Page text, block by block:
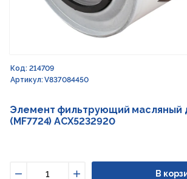
Код: 214709
Артикул: V837084450
Элемент фильтрующий масляный
(MF7724) ACX5232920
В